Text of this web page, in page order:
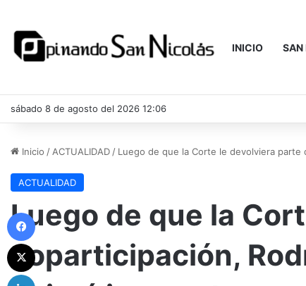
INICIO SAN
sábado 8 de agosto del 2026 12:06
Inicio / ACTUALIDAD / Luego de que la Corte le devolviera parte
ACTUALIDAD
Luego de que la
coparticipación,
Facebook
LinkedIn